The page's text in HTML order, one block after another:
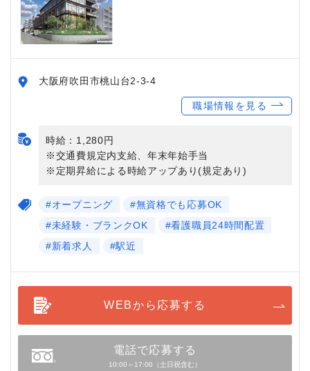
大阪府吹田市桃山台2-3-4
職場情報を見る
時給：1,280円
※交通費規定内支給、年末年始手当
※定期昇給による時給アップあり(規定あり)
#オープニング
#無資格でも応募OK
#未経験・ブランクOK
#看護職員24時間配置
#新着求人
#駅近
WEBから応募する
電話で応募する
10:00～17:00（土日祝含む）